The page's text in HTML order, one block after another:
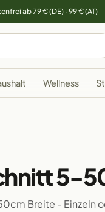
ab 79 € (DE) · 99 € (AT)
Wellness
5-
Breite - Einzeln